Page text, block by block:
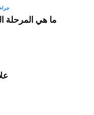
ما هي المرحلة